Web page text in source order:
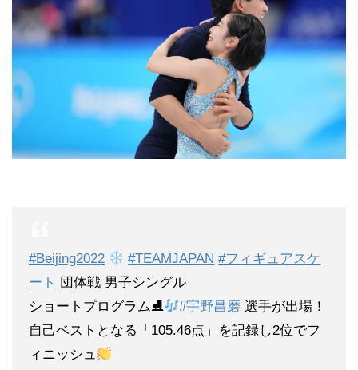
#Beijing2022 #TEAMJAPAN #フィギュアスケ
ート 団体戦 男子シングル
ショートプログラム⛸
#宇野昌磨 選手が出場！
自己ベストとなる「105.46点」を記録し2位でフ
ィニッシュ